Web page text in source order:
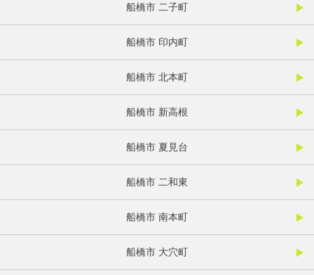
船橋市 二子町
船橋市 印内町
船橋市 北本町
船橋市 新高根
船橋市 夏見台
船橋市 二和東
船橋市 南本町
船橋市 大穴町